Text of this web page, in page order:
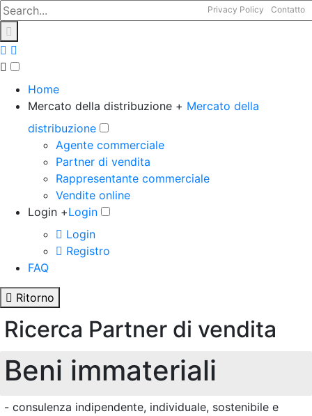
Privacy Policy Contatto
Home
Mercato della distribuzione + Mercato della
distribuzione
Agente commerciale
Partner di vendita
Rappresentante commerciale
Vendite online
Login +Login
Login
Registro
FAQ
Ritorno
Ricerca Partner di vendita
Beni immateriali
- consulenza indipendente, individuale, sostenibile e